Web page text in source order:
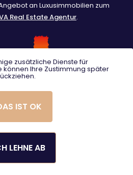
an Luxusimmobilien zum
Real Estate Agentur.
LUVA Villas
zusätzliche Dienste für
können Ihre Zustimmung später
LEHNE AB
IST OK